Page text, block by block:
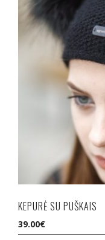
KEPURĖ SU PUŠKAIS
39.00€